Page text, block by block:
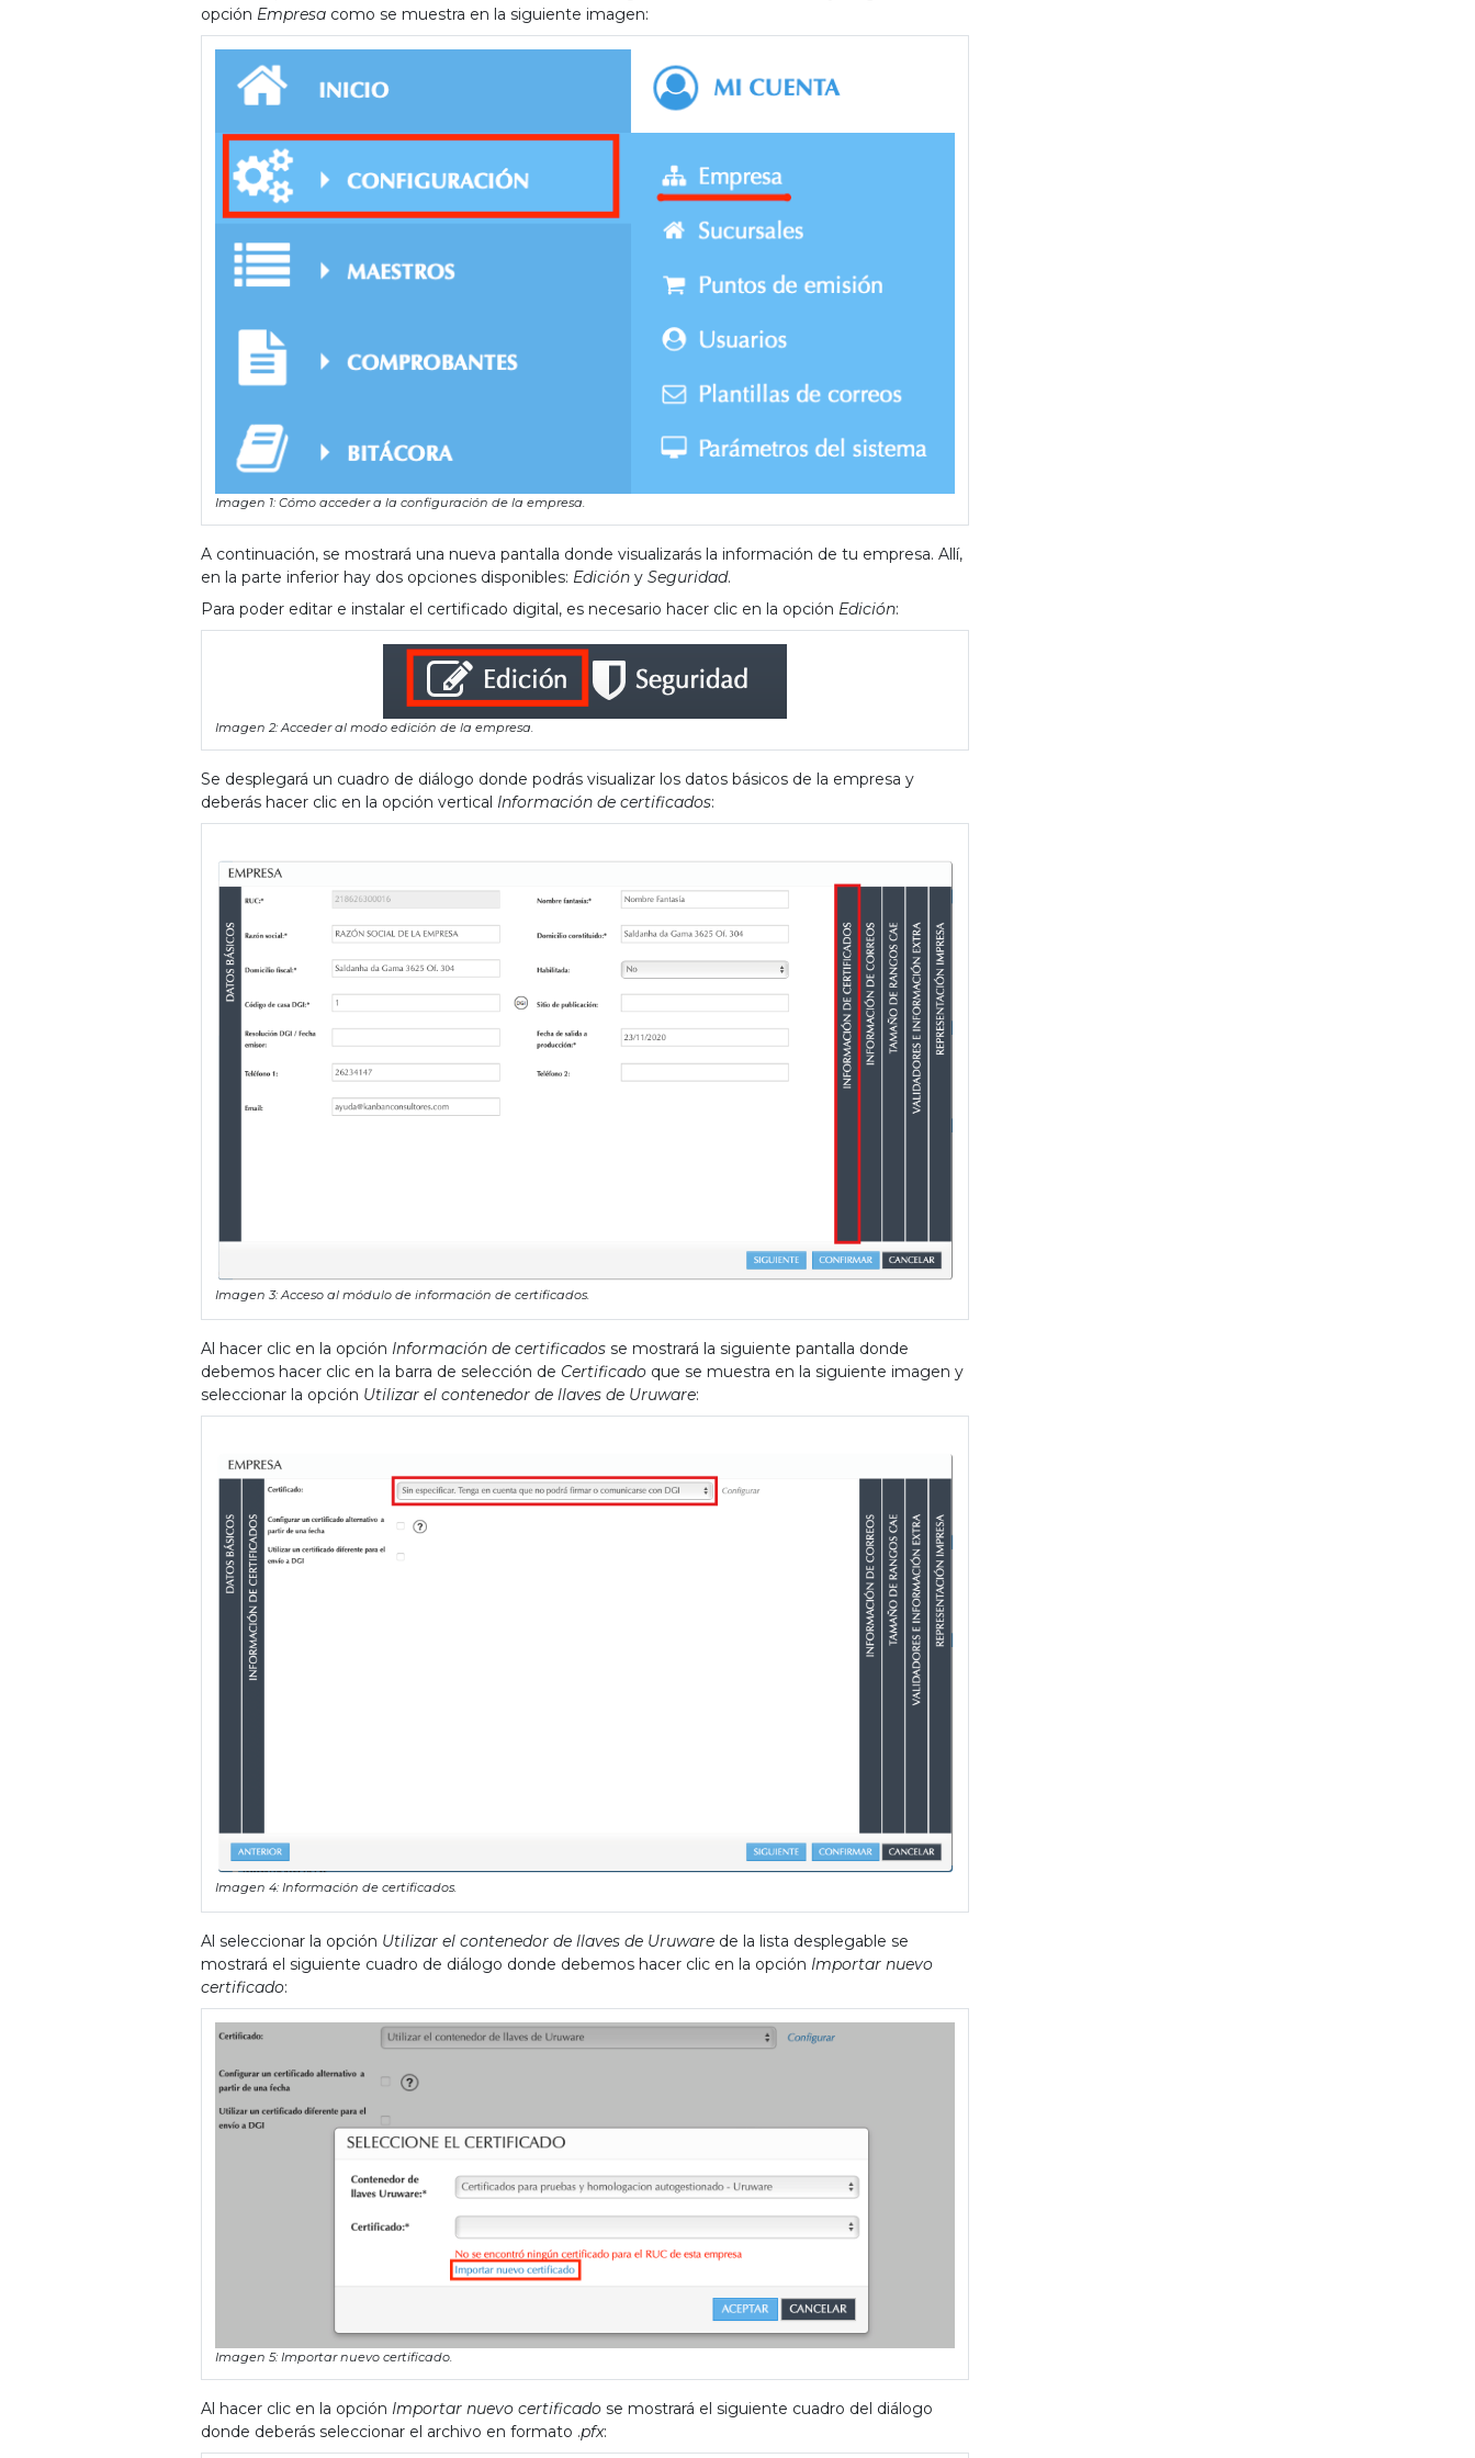
opción Empresa como se muestra en la siguiente imagen:
Imagen 1: Cómo acceder a la configuración de la empresa.
A continuación, se mostrará una nueva pantalla donde visualizarás la información de tu empresa. Allí,
en la parte inferior hay dos opciones disponibles: Edición y Seguridad.
Para poder editar e instalar el certificado digital, es necesario hacer clic en la opción Edición:
Imagen 2: Acceder al modo edición de la empresa.
Se desplegará un cuadro de diálogo donde podrás visualizar los datos básicos de la empresa y
deberás hacer clic en la opción vertical Información de certificados:
Imagen 3: Acceso al módulo de información de certificados.
Al hacer clic en la opción Información de certificados se mostrará la siguiente pantalla donde
debemos hacer clic en la barra de selección de Certificado que se muestra en la siguiente imagen y
seleccionar la opción Utilizar el contenedor de llaves de Uruware:
Imagen 4: Información de certificados.
Al seleccionar la opción Utilizar el contenedor de llaves de Uruware de la lista desplegable se
mostrará el siguiente cuadro de diálogo donde debemos hacer clic en la opción Importar nuevo
certificado:
Imagen 5: Importar nuevo certificado.
Al hacer clic en la opción Importar nuevo certificado se mostrará el siguiente cuadro del diálogo
donde deberás seleccionar el archivo en formato .pfx: